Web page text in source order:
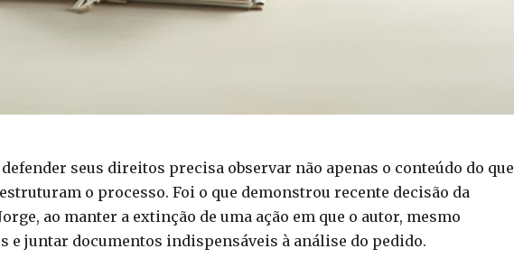
seus direitos precisa observar não apenas o conteúdo do que
o processo. Foi o que demonstrou recente decisão da
ao manter a extinção de uma ação em que o autor, mesmo
juntar documentos indispensáveis à análise do pedido.